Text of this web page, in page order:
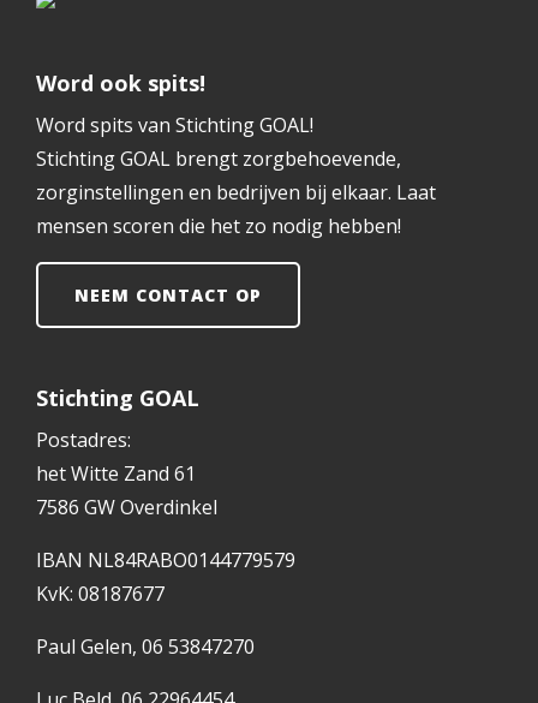
Word ook spits!
Word spits van Stichting GOAL!
Stichting GOAL brengt zorgbehoevende,
zorginstellingen en bedrijven bij elkaar. Laat
mensen scoren die het zo nodig hebben!
NEEM CONTACT OP
Stichting GOAL
Postadres:
het Witte Zand 61
7586 GW Overdinkel
IBAN NL84RABO0144779579
KvK: 08187677
Paul Gelen, 06 53847270